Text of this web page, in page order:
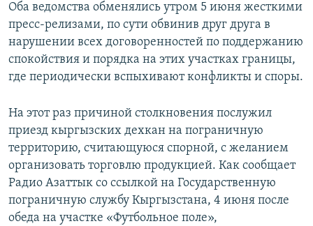
Оба ведомства обменялись утром 5 июня жесткими
пресс-релизами, по сути обвинив друг друга в
нарушении всех договоренностей по поддержанию
спокойствия и порядка на этих участках границы,
где периодически вспыхивают конфликты и споры.
На этот раз причиной столкновения послужил
приезд кыргызских дехкан на пограничную
территорию, считающуюся спорной, с желанием
организовать торговлю продукцией. Как сообщает
Радио Азаттык со ссылкой на Государственную
пограничную службу Кыргызстана, 4 июня после
обеда на участке «Футбольное поле»,